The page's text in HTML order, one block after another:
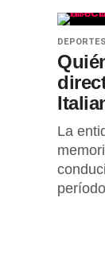
DEPORTES
La